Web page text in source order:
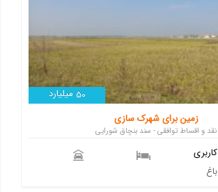
50 میلیارد
زمین برای شهرک سازی
نقد و اقساط توافقی - سند بنچاق شورایی
کاربری
باغ